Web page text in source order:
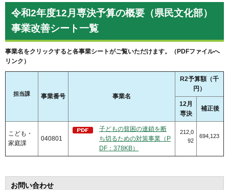
令和2年度12月専決予算の概要（県民文化部）
事業改善シート一覧
事業名をクリックすると各事業シートがご覧いただけます。（PDFファイルへ
リンク）
担当課 事業番号 事業名
R2予算額（千
円）
12月
専決
補正後
こども・
家庭課
040801
子どもの貧困の連鎖を断
ち切るための対策事業（P
DF：378KB）
212,0
92
694,123
お問い合わせ